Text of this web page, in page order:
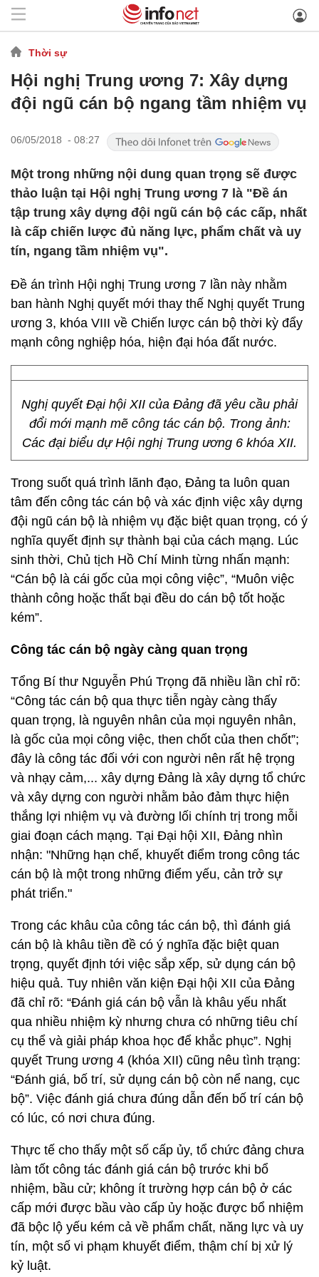
Thời sự
Hội nghị Trung ương 7: Xây dựng
đội ngũ cán bộ ngang tầm nhiệm vụ
06/05/2018 - 08:27
Một trong những nội dung quan trọng sẽ được
thảo luận tại Hội nghị Trung ương 7 là "Đề án
tập trung xây dựng đội ngũ cán bộ các cấp, nhất
là cấp chiến lược đủ năng lực, phẩm chất và uy
tín, ngang tầm nhiệm vụ".
Đề án trình Hội nghị Trung ương 7 lần này nhằm
ban hành Nghị quyết mới thay thế Nghị quyết Trung
ương 3, khóa VIII về Chiến lược cán bộ thời kỳ đẩy
mạnh công nghiệp hóa, hiện đại hóa đất nước.
Nghị quyết Đại hội XII của Đảng đã yêu cầu phải
đổi mới mạnh mẽ công tác cán bộ. Trong ảnh:
Các đại biểu dự Hội nghị Trung ương 6 khóa XII.
Trong suốt quá trình lãnh đạo, Đảng ta luôn quan
tâm đến công tác cán bộ và xác định việc xây dựng
đội ngũ cán bộ là nhiệm vụ đặc biệt quan trọng, có ý
nghĩa quyết định sự thành bại của cách mạng. Lúc
sinh thời, Chủ tịch Hồ Chí Minh từng nhấn mạnh:
“Cán bộ là cái gốc của mọi công việc”, “Muôn việc
thành công hoặc thất bại đều do cán bộ tốt hoặc
kém”.
Công tác cán bộ ngày càng quan trọng
Tổng Bí thư Nguyễn Phú Trọng đã nhiều lần chỉ rõ:
“Công tác cán bộ qua thực tiễn ngày càng thấy
quan trọng, là nguyên nhân của mọi nguyên nhân,
là gốc của mọi công việc, then chốt của then chốt”;
đây là công tác đối với con người nên rất hệ trọng
và nhạy cảm,... xây dựng Đảng là xây dựng tổ chức
và xây dựng con người nhằm bảo đảm thực hiện
thắng lợi nhiệm vụ và đường lối chính trị trong mỗi
giai đoạn cách mạng. Tại Đại hội XII, Đảng nhìn
nhận: "Những hạn chế, khuyết điểm trong công tác
cán bộ là một trong những điểm yếu, cản trở sự
phát triển."
Trong các khâu của công tác cán bộ, thì đánh giá
cán bộ là khâu tiền đề có ý nghĩa đặc biệt quan
trọng, quyết định tới việc sắp xếp, sử dụng cán bộ
hiệu quả. Tuy nhiên văn kiện Đại hội XII của Đảng
đã chỉ rõ: “Đánh giá cán bộ vẫn là khâu yếu nhất
qua nhiều nhiệm kỳ nhưng chưa có những tiêu chí
cụ thể và giải pháp khoa học để khắc phục”. Nghị
quyết Trung ương 4 (khóa XII) cũng nêu tình trạng:
“Đánh giá, bố trí, sử dụng cán bộ còn nể nang, cục
bộ”. Việc đánh giá chưa đúng dẫn đến bố trí cán bộ
có lúc, có nơi chưa đúng.
Thực tế cho thấy một số cấp ủy, tổ chức đảng chưa
làm tốt công tác đánh giá cán bộ trước khi bổ
nhiệm, bầu cử; không ít trường hợp cán bộ ở các
cấp mới được bầu vào cấp ủy hoặc được bổ nhiệm
đã bộc lộ yếu kém cả về phẩm chất, năng lực và uy
tín, một số vi phạm khuyết điểm, thậm chí bị xử lý
kỷ luật.